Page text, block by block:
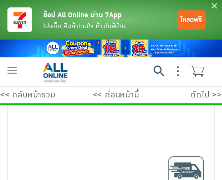
ช้อป All Online ผ่าน 7App
โปรเด็ด สินค้าโดนใจ ห้างใกล้บ้าน
โหลดฟรี
Toggle
<< กลับหน้ารวม << ก่อนหน้านี้ ถัดไป >>